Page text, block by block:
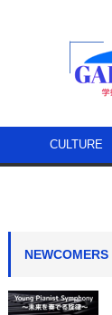
CULTURE
NEWCOMERS